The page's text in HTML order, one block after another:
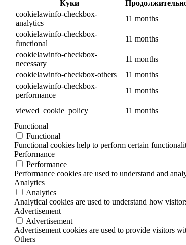
Куки
cookielawinfo-checkbox-
analytics
11 months
cookielawinfo-checkbox-
functional
11 months
cookielawinfo-checkbox-
necessary
11 months
cookielawinfo-checkbox-others
11 months
cookielawinfo-checkbox-
performance
11 months
viewed_cookie_policy 11 months
Functional
Functional
Functional cookies help to perform certain
Performance
Performance
Performance cookies are used to understand and
Analytics
Analytics
Analytical cookies are used to understand how
Advertisement
Advertisement
Advertisement cookies are used to provide visitors
Others